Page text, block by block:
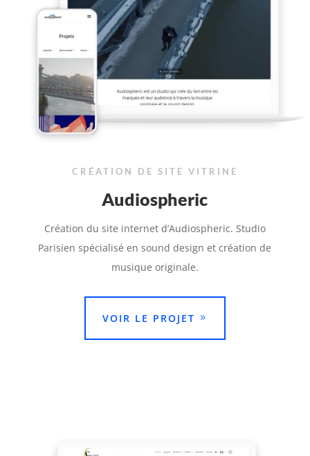
CRÉATION DE SITE VITRINE
Audiospheric
Création du site internet d’Audiospheric. Studio
Parisien spécialisé en sound design et création de
musique originale.
VOIR LE PROJET